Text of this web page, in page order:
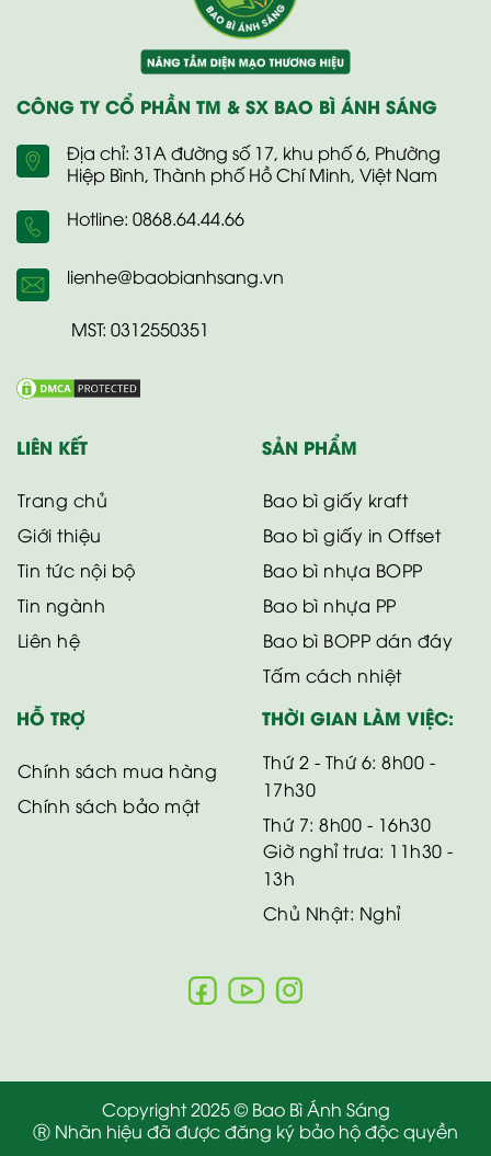
CÔNG TY CỔ PHẦN TM & SX BAO BÌ ÁNH SÁNG
Địa chỉ: 31A đường số 17, khu phố 6, Phường
Hiệp Bình, Thành phố Hồ Chí Minh, Việt Nam
Hotline: 0868.64.44.66
lienhe@baobianhsang.vn
MST: 0312550351
LIÊN KẾT
Trang chủ
Giới thiệu
Tin tức nội bộ
Tin ngành
Liên hệ
SẢN PHẨM
Bao bì giấy kraft
Bao bì giấy in Offset
Bao bì nhựa BOPP
Bao bì nhựa PP
Bao bì BOPP dán đáy
Tấm cách nhiệt
HỖ TRỢ
Chính sách mua hàng
Chính sách bảo mật
THỜI GIAN LÀM VIỆC:
Thứ 2 - Thứ 6: 8h00 -
17h30
Thứ 7: 8h00 - 16h30
Giờ nghỉ trưa: 11h30 -
13h
Chủ Nhật: Nghỉ
Copyright 2025 © Bao Bì Ánh Sáng
Ⓡ Nhãn hiệu đã được đăng ký bảo hộ độc quyền